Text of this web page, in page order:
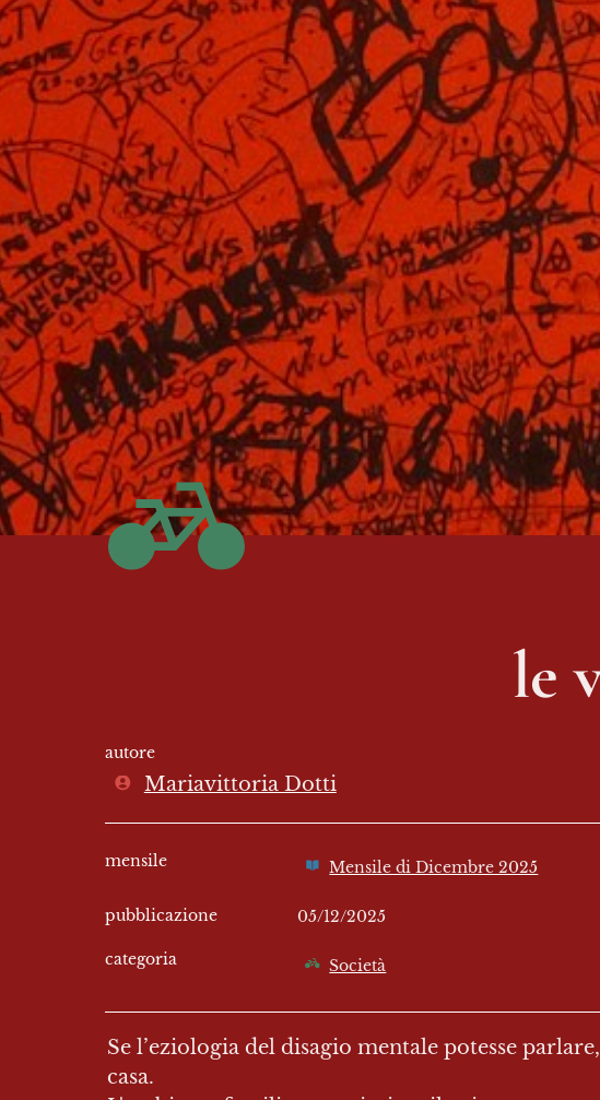
le
autore
Mariavittoria Dotti
mensile Mensile di Dicembre 2025
pubblicazione 05/12/2025
categoria Società
Se l’eziologia del disagio mentale potesse
casa.